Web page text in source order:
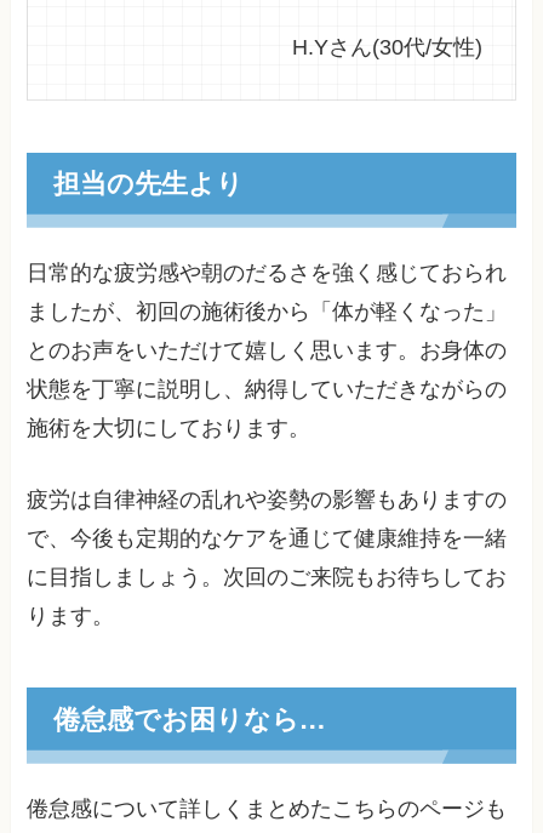
H.Yさん(30代/女性)
担当の先生より
日常的な疲労感や朝のだるさを強く感じておられ
ましたが、初回の施術後から「体が軽くなった」
とのお声をいただけて嬉しく思います。お身体の
状態を丁寧に説明し、納得していただきながらの
施術を大切にしております。
疲労は自律神経の乱れや姿勢の影響もありますの
で、今後も定期的なケアを通じて健康維持を一緒
に目指しましょう。次回のご来院もお待ちしてお
ります。
倦怠感でお困りなら…
倦怠感について詳しくまとめたこちらのページも